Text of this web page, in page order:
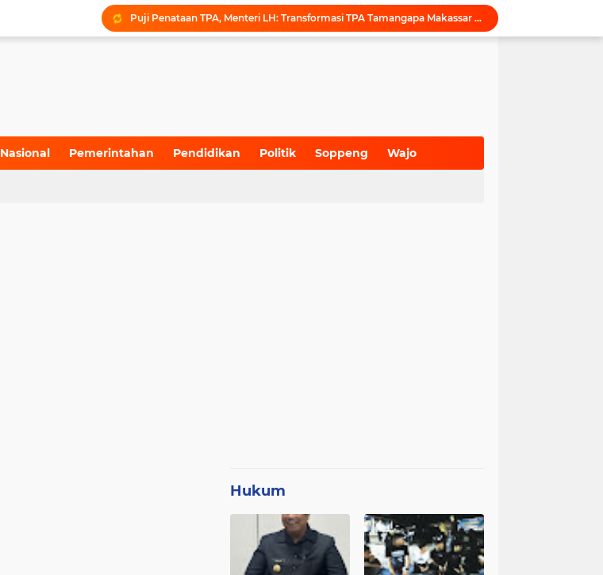
Puji Penataan TPA, Menteri LH: Transformasi TPA Tamangapa Makassar Layak Jadi Contoh Nasional
Dukung Tata Kelola Wilayah Presisi, KKN-T Infrastruktur PU Unhas Gel. 116 Serahkan Peta Batas Dusun Berbasis GIS ke Desa Bonto Matene
Wali Kota Makassar Tegaskan Komitmen Perkuat Toleransi Saat Sambut Peserta Rakernas BAMAGNAS
Nasional Pemerintahan Pendidikan Politik Soppeng Wajo
Hukum